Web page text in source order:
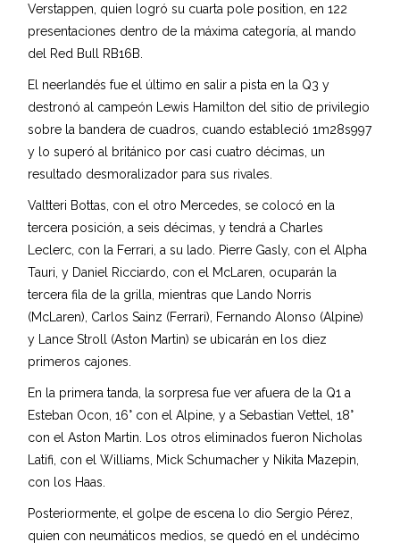
Verstappen, quien logró su cuarta pole position, en 122
presentaciones dentro de la máxima categoría, al mando
del Red Bull RB16B.
El neerlandés fue el último en salir a pista en la Q3 y
destronó al campeón Lewis Hamilton del sitio de privilegio
sobre la bandera de cuadros, cuando estableció 1m28s997
y lo superó al británico por casi cuatro décimas, un
resultado desmoralizador para sus rivales.
Valtteri Bottas, con el otro Mercedes, se colocó en la
tercera posición, a seis décimas, y tendrá a Charles
Leclerc, con la Ferrari, a su lado. Pierre Gasly, con el Alpha
Tauri, y Daniel Ricciardo, con el McLaren, ocuparán la
tercera fila de la grilla, mientras que Lando Norris
(McLaren), Carlos Sainz (Ferrari), Fernando Alonso (Alpine)
y Lance Stroll (Aston Martin) se ubicarán en los diez
primeros cajones.
En la primera tanda, la sorpresa fue ver afuera de la Q1 a
Esteban Ocon, 16° con el Alpine, y a Sebastian Vettel, 18°
con el Aston Martin. Los otros eliminados fueron Nicholas
Latifi, con el Williams, Mick Schumacher y Nikita Mazepin,
con los Haas.
Posteriormente, el golpe de escena lo dio Sergio Pérez,
quien con neumáticos medios, se quedó en el undécimo